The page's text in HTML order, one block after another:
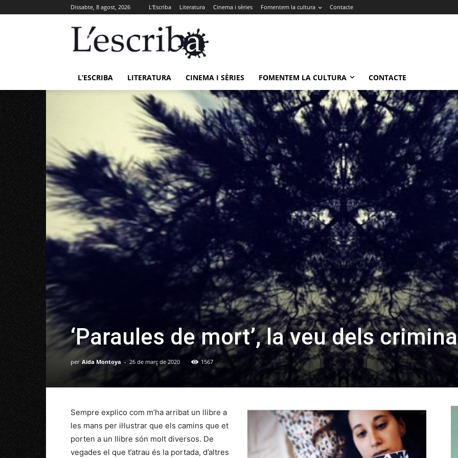
Dissabte, 8 agost, 2026 L’Escriba Literatura Cinema i sèries Fomentem la cultura Contacte
L’ESCRIBA LITERATURA CINEMA I SÈRIES FOMENTEM LA CULTURA CONTACTE
‘Paraules de mort’, la veu dels
per Aida Montoya - 26 de març de 2020 1567
Sempre explico com m’ha arribat un llibre a
les mans per il·lustrar que els camins que et
porten a un llibre són molt diversos. De
vegades el que t’atrau és la portada, d’altres